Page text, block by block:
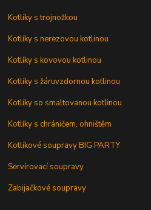
Kotlíky s trojnožkou
Kotlíky s nerezovou kotlinou
Kotlíky s kovovou kotlinou
Kotlíky s žáruvzdornou kotlinou
Kotlíky so smaltovanou kotlinou
Kotlíky s chráničem, ohništěm
Kotlíkové soupravy BIG PARTY
Servírovací soupravy
Zabijačkové soupravy